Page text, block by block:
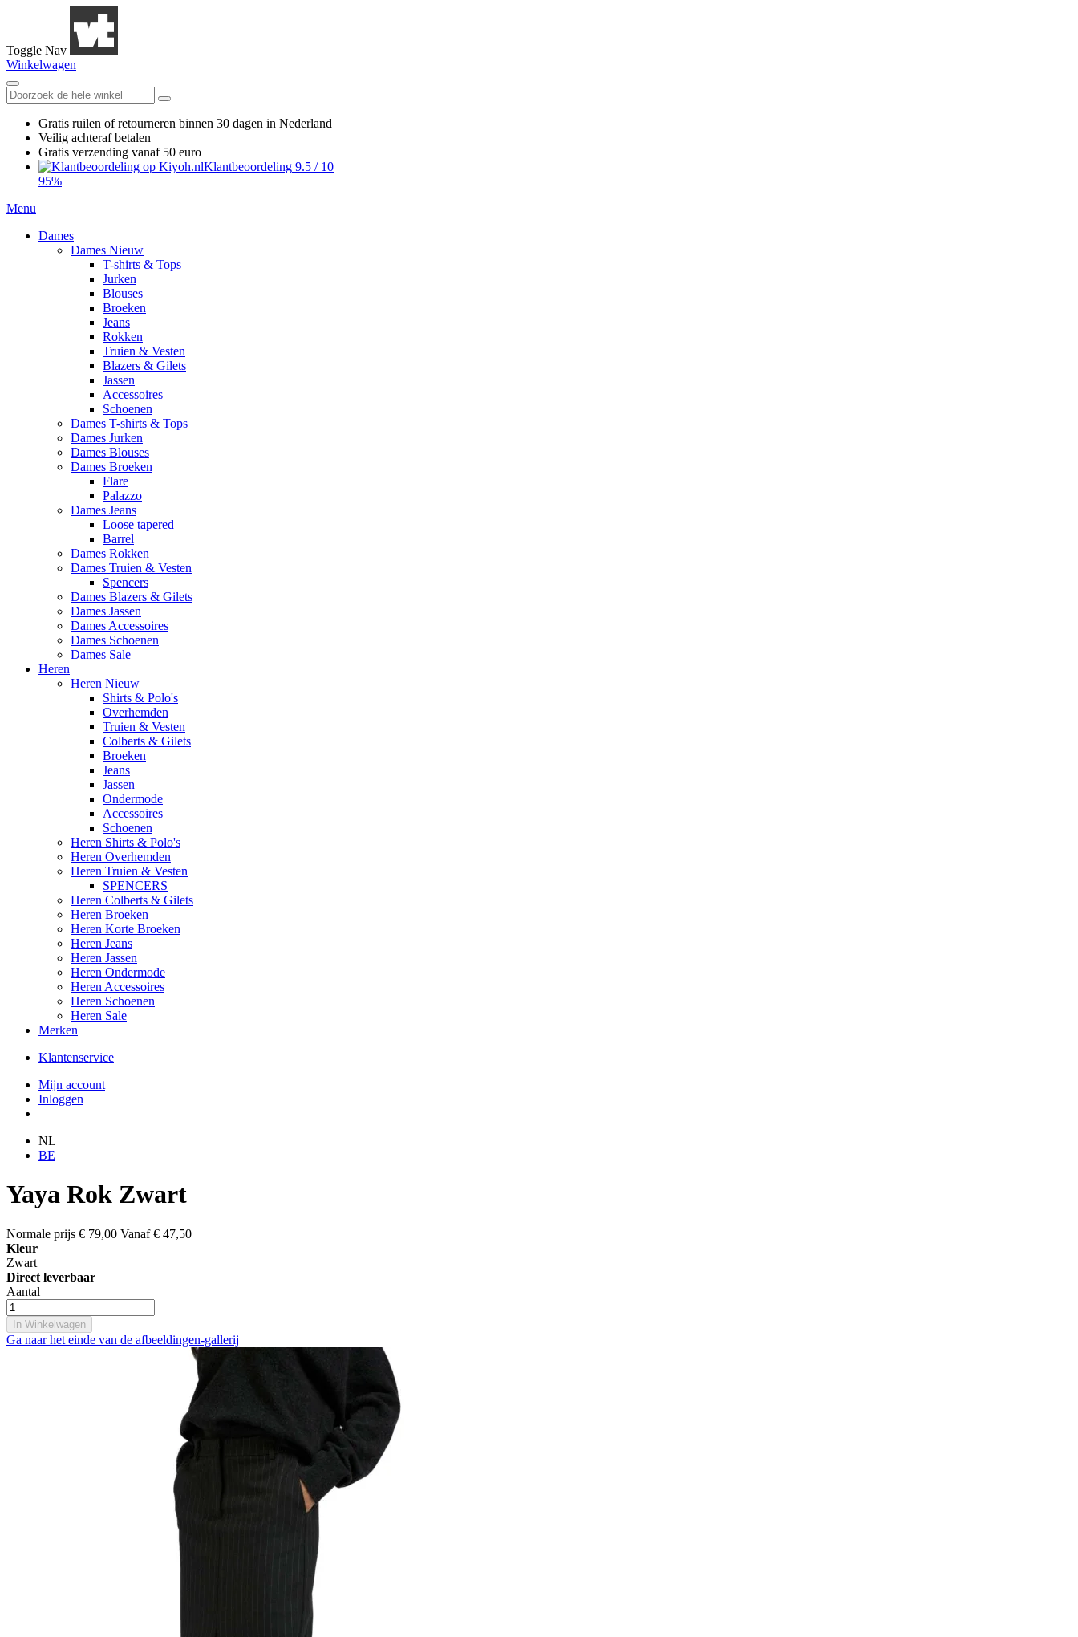
Toggle Nav
Winkelwagen
Gratis ruilen of retourneren binnen 30 dagen in Nederland
Veilig achteraf betalen
Gratis verzending vanaf 50 euro
Klantbeoordeling 9.5 / 10
95%
Menu
Dames
Dames Nieuw
T-shirts & Tops
Jurken
Blouses
Broeken
Jeans
Rokken
Truien & Vesten
Blazers & Gilets
Jassen
Accessoires
Schoenen
Dames T-shirts & Tops
Dames Jurken
Dames Blouses
Dames Broeken
Flare
Palazzo
Dames Jeans
Loose tapered
Barrel
Dames Rokken
Dames Truien & Vesten
Spencers
Dames Blazers & Gilets
Dames Jassen
Dames Accessoires
Dames Schoenen
Dames Sale
Heren
Heren Nieuw
Shirts & Polo's
Overhemden
Truien & Vesten
Colberts & Gilets
Broeken
Jeans
Jassen
Ondermode
Accessoires
Schoenen
Heren Shirts & Polo's
Heren Overhemden
Heren Truien & Vesten
SPENCERS
Heren Colberts & Gilets
Heren Broeken
Heren Korte Broeken
Heren Jeans
Heren Jassen
Heren Ondermode
Heren Accessoires
Heren Schoenen
Heren Sale
Merken
Klantenservice
Mijn account
Inloggen
NL
BE
Yaya Rok Zwart
Normale prijs € 79,00 Vanaf € 47,50
Kleur
Zwart
Direct leverbaar
Aantal
In Winkelwagen
Ga naar het einde van de afbeeldingen-gallerij